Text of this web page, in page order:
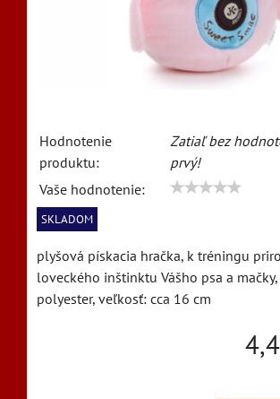
Hodnotenie
produktu:
Zatiaľ bez
prvý!
Vaše hodnotenie:
SKLADOM
plyšová pískacia hračka, k tréningu
loveckého inštinktu Vášho psa a
polyester, veľkosť: cca 16 cm